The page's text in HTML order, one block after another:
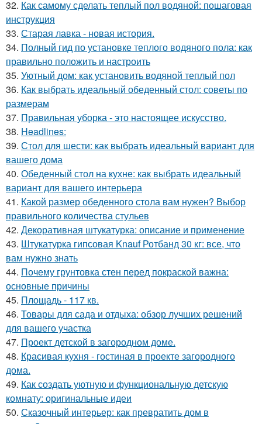
32. Как самому сделать теплый пол водяной: пошаговая
инструкция
33. Старая лавка - новая история.
34. Полный гид по установке теплого водяного пола: как
правильно положить и настроить
35. Уютный дом: как установить водяной теплый пол
36. Как выбрать идеальный обеденный стол: советы по
размерам
37. Правильная уборка - это настоящее искусство.
38. Headlines:
39. Стол для шести: как выбрать идеальный вариант для
вашего дома
40. Обеденный стол на кухне: как выбрать идеальный
вариант для вашего интерьера
41. Какой размер обеденного стола вам нужен? Выбор
правильного количества стульев
42. Декоративная штукатурка: описание и применение
43. Штукатурка гипсовая Knauf Ротбанд 30 кг: все, что
вам нужно знать
44. Почему грунтовка стен перед покраской важна:
основные причины
45. Площадь - 117 кв.
46. Товары для сада и отдыха: обзор лучших решений
для вашего участка
47. Проект детской в загородном доме.
48. Красивая кухня - гостиная в проекте загородного
дома.
49. Как создать уютную и функциональную детскую
комнату: оригинальные идеи
50. Сказочный интерьер: как превратить дом в